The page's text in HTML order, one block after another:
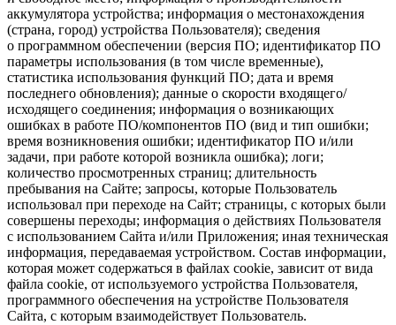
аккумулятора устройства; информация о местонахождения
(страна, город) устройства Пользователя); сведения
о программном обеспечении (версия ПО; идентификатор ПО
параметры использования (в том числе временные),
статистика использования функций ПО; дата и время
последнего обновления); данные о скорости входящего/
исходящего соединения; информация о возникающих
ошибках в работе ПО/компонентов ПО (вид и тип ошибки;
время возникновения ошибки; идентификатор ПО и/или
задачи, при работе которой возникла ошибка); логи;
количество просмотренных страниц; длительность
пребывания на Сайте; запросы, которые Пользователь
использовал при переходе на Сайт; страницы, с которых были
совершены переходы; информация о действиях Пользователя
с использованием Сайта и/или Приложения; иная техническая
информация, передаваемая устройством. Состав информации,
которая может содержаться в файлах cookie, зависит от вида
файла cookie, от используемого устройства Пользователя,
программного обеспечения на устройстве Пользователя
Сайта, с которым взаимодействует Пользователь.